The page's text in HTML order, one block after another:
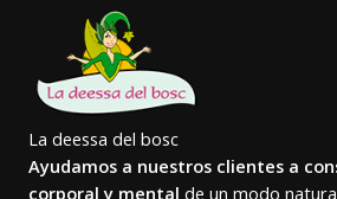
La deessa del bosc
Ayudamos a nuestros clientes a
corporal y mental de un modo